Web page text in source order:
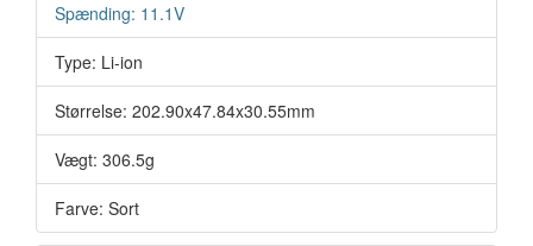
Spænding: 11.1V
Type: Li-ion
Størrelse: 202.90x47.84x30.55mm
Vægt: 306.5g
Farve: Sort